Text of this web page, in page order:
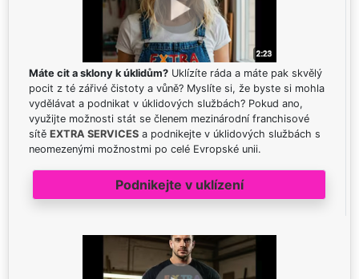
Máte cit a sklony k úklidům? Uklízíte ráda a máte pak skvělý
pocit z té zářivé čistoty a vůně? Myslíte si, že byste si mohla
vydělávat a podnikat v úklidových službách? Pokud ano,
využijte možnosti stát se členem mezinárodní franchisové
sítě EXTRA SERVICES a podnikejte v úklidových službách s
neomezenými možnostmi po celé Evropské unii.
Podnikejte v uklízení